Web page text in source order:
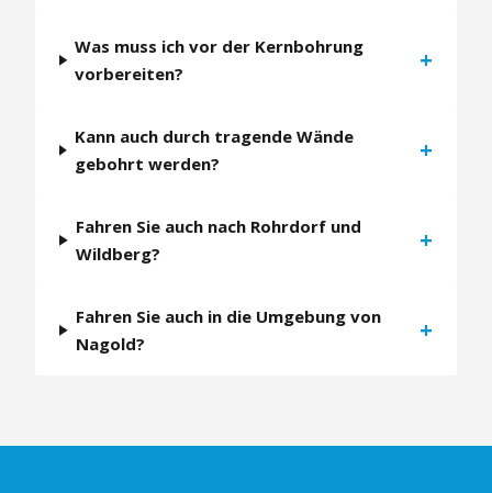
Was muss ich vor der Kernbohrung
vorbereiten?
+
Kann auch durch tragende Wände
gebohrt werden?
+
Fahren Sie auch nach Rohrdorf und
Wildberg?
+
Fahren Sie auch in die Umgebung von
Nagold?
+